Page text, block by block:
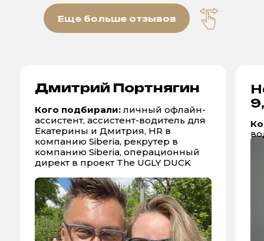
Еще больше отзывов
Кого подбирали:личный офлайн-
ассистент, ассистент-водитель для
Екатерины и Дмитрия, HR в
компанию Siberia, рекрутер в
компанию Siberia, операционный
директ в проект The UGLY DUCK
Дмитрий Портнягин